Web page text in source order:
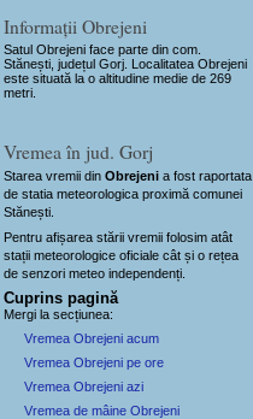
Informații Obrejeni
Satul Obrejeni face parte din com.
Stănești, județul Gorj. Localitatea Obrejeni
este situată la o altitudine medie de 269
metri.
Vremea în jud. Gorj
Starea vremii dinObrejeni a fost raportata
de statia meteorologica proximă comunei
Stănești.
Pentru afișarea stării vremii folosim atât
stații meteorologice oficiale cât și o rețea
de senzori meteoindependenți
Cuprins pagină
Mergi la secțiunea:
Vremea Obrejeni acum
Vremea Obrejeni pe ore
Vremea Obrejeni azi
Vremea de mâine Obrejeni